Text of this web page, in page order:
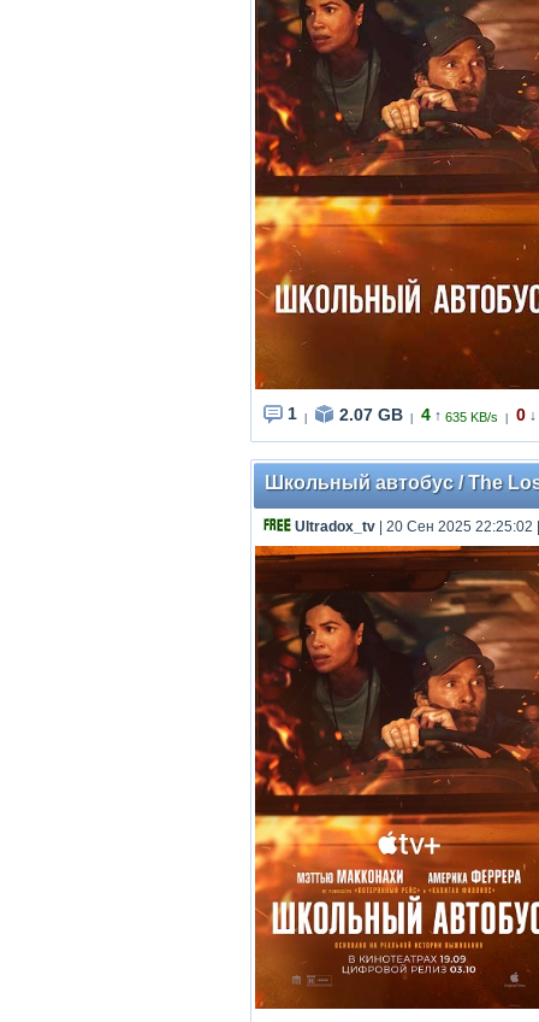
1 2.07 GB 4 ↑ 635 KB/s 0 ↓
Школьный автобус / The
Ultradox_tv | 20 Сен 2025 22:25:02